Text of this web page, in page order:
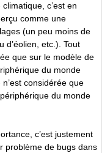
c’est en
comme une
(un peu moins de
d’éolien, etc.). Tout
que sur le modèle de
du monde
considérée que
du monde
c’est justement
problème de bugs dans